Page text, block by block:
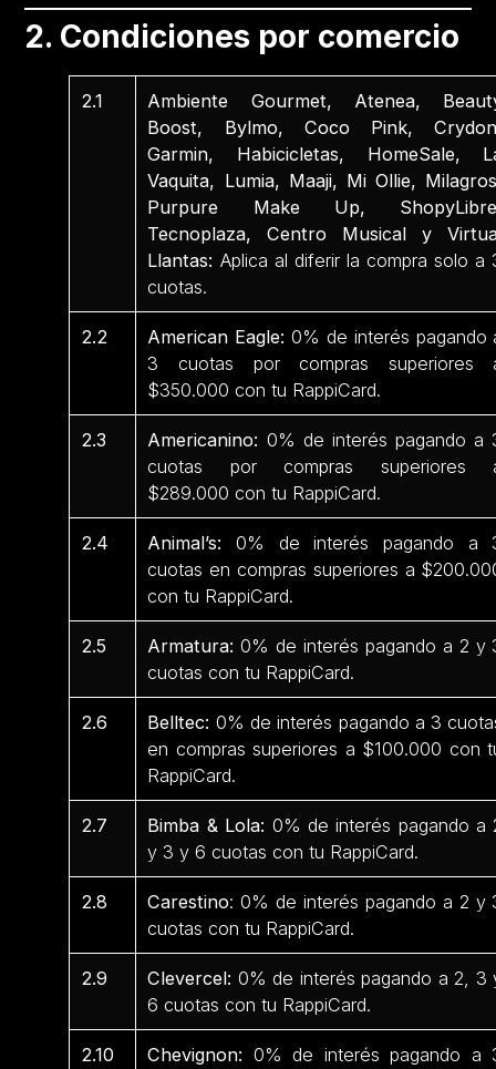
2. Condiciones por comercio
2.1
Ambiente Gourmet, Atenea,
Boost, Bylmo, Coco Pink,
Garmin, Habicicletas, HomeSale,
Vaquita, Lumia, Maaji, Mi Ollie,
Purpure Make Up,
Tecnoplaza, Centro Musical y
Llantas: Aplica al diferir la compra solo a
cuotas.
2.2 American Eagle:0% de interés pagando
3 cuotas por compras superiores
$350.000 con tu RappiCard.
2.3 Americanino: 0% de interés pagando a
cuotas por compras superiores
$289.000 con tu RappiCard.
2.4 Animal’s:0% de interés pagando a
cuotas en compras superiores a
con tu RappiCard.
2.5 Armatura: 0% de interés pagando a 2 y
cuotas con tu RappiCard.
2.6 Belltec: 0% de interés pagando a 3
en compras superiores a $100.000 con
RappiCard.
2.7 Bimba & Lola: 0% de interés pagando a
y 3 y 6 cuotas con tu RappiCard.
2.8 Carestino: 0% de interés pagando a 2 y
cuotas con tu RappiCard.
2.9 Clevercel: 0% de interés pagando a 2, 3
6 cuotas con tu RappiCard.
2.10 Chevignon: 0% de interés pagando a